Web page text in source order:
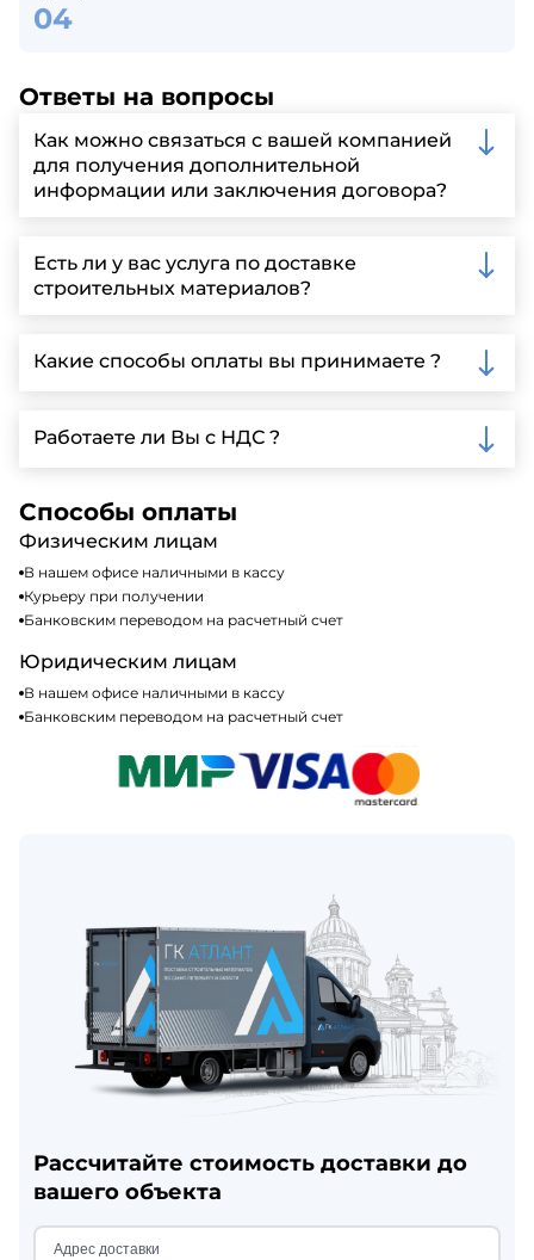
Ответы на вопросы
Как можно связаться с вашей компанией
для получения дополнительной
информации или заключения договора?
запрос через нашу официальную почту или
заполнить форму на нашем сайте для более
детальной информации и организации встречи.
Есть ли у вас услуга по доставке
строительных материалов?
Ленинградской области, у нас собственный
автопарк, для обеспечения быстрой и надежной
Какие способы оплаты вы принимаете ?
включая наличные, банковские переводы,
кредитные карты. Подробную информацию о
Работаете ли Вы с НДС ?
налогообложения, т.е с НДС 20%
Способы оплаты
Физическим лицам
В нашем офисе наличными в кассу
Курьеру при получении
Банковским переводом на расчетный счет
Юридическим лицам
В нашем офисе наличными в кассу
Банковским переводом на расчетный счет
Рассчитайте стоимость доставки до
вашего объекта